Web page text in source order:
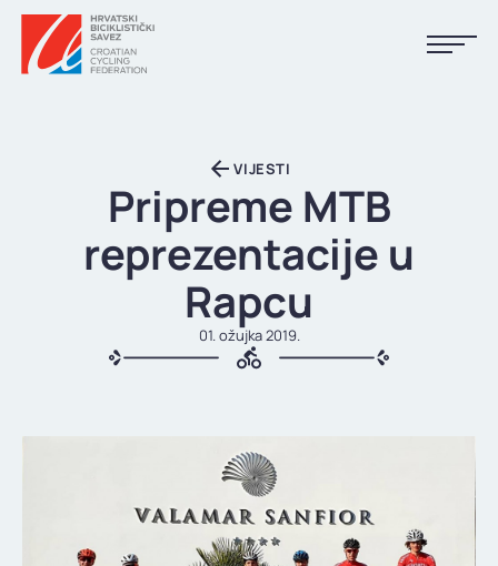
KALENDAR
REZULTATI
TIJELA HBS-A
VIJESTI
Pripreme MTB
reprezentacije u
Rapcu
01. ožujka 2019.